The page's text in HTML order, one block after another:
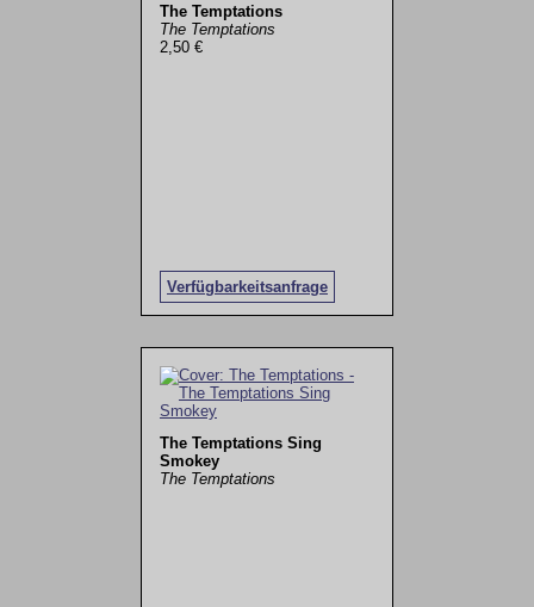
The Temptations
The Temptations
2,50 €
Verfügbarkeitsanfrage
The Temptations Sing
Smokey
The Temptations